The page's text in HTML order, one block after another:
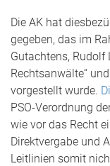
Die AK hat
gegeben, das im
Gutachtens, Rudolf
Rechtsanwälte“
vorgestellt wurde.
PSO-Verordnung
wie vor das Recht
Direktvergabe und
Leitlinien somit